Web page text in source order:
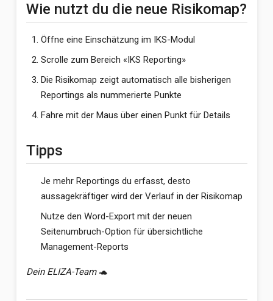
Wie nutzt du die neue Risikomap?
Öffne eine Einschätzung im IKS-Modul
Scrolle zum Bereich «IKS Reporting»
Die Risikomap zeigt automatisch alle bisherigen
Reportings als nummerierte Punkte
Fahre mit der Maus über einen Punkt für Details
Tipps
Je mehr Reportings du erfasst, desto
aussagekräftiger wird der Verlauf in der Risikomap
Nutze den Word-Export mit der neuen
Seitenumbruch-Option für übersichtliche
Management-Reports
Dein ELIZA-Team🐢